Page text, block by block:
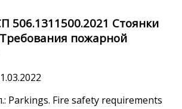
506.1311500.2021 Стоянки
пожарной
Parkings. Fire safety requirements